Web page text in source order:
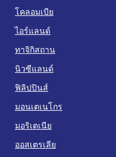
โคลอมเบีย
ไอร์แลนด์
ทาจิกิสถาน
นิวซีแลนด์
ฟิลิปปินส์
มอนเตเนโกร
มอริเตเนีย
ออสเตรเลีย